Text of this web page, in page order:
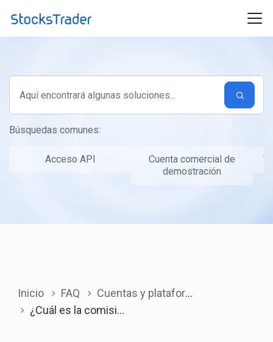
Búsquedas comunes:
Acceso API
Cuenta comercial de
demostración
Inicio FAQ
Cuentas y plataforma
¿Cuál es la comisión de la compañía para la retirada de fondos?